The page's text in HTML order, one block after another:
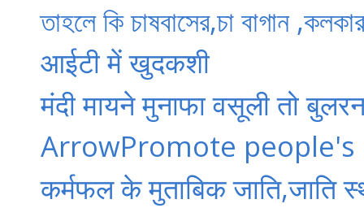
তাহলে কি চাষবাসের,চা বাগান
आईटी में खुदकशी
मंदी मायने मुनाफा वसूली तो
ArrowPromote people's
कर्मफल के मुताबिक जाति,जाति